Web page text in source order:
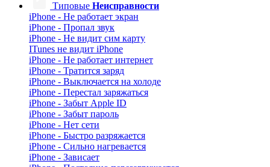
Типовые Неисправности
iPhone - Не работает экран
iPhone - Пропал звук
iPhone - Не видит сим карту
ITunes не видит iPhone
iPhone - Не работает интернет
iPhone - Тратится заряд
iPhone - Выключается на холоде
iPhone - Перестал заряжаться
iPhone - Забыт Apple ID
iPhone - Забыт пароль
iPhone - Нет сети
iPhone - Быстро разряжается
iPhone - Сильно нагревается
iPhone - Зависает